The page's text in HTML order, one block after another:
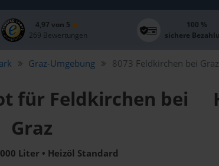
4,97 von 5
269 Bewertungen
100 %
sichere
Graz-Umgebung 8073 Feldkirchen bei Graz
für Feldkirchen bei
Graz
Liter • Heizöl Standard